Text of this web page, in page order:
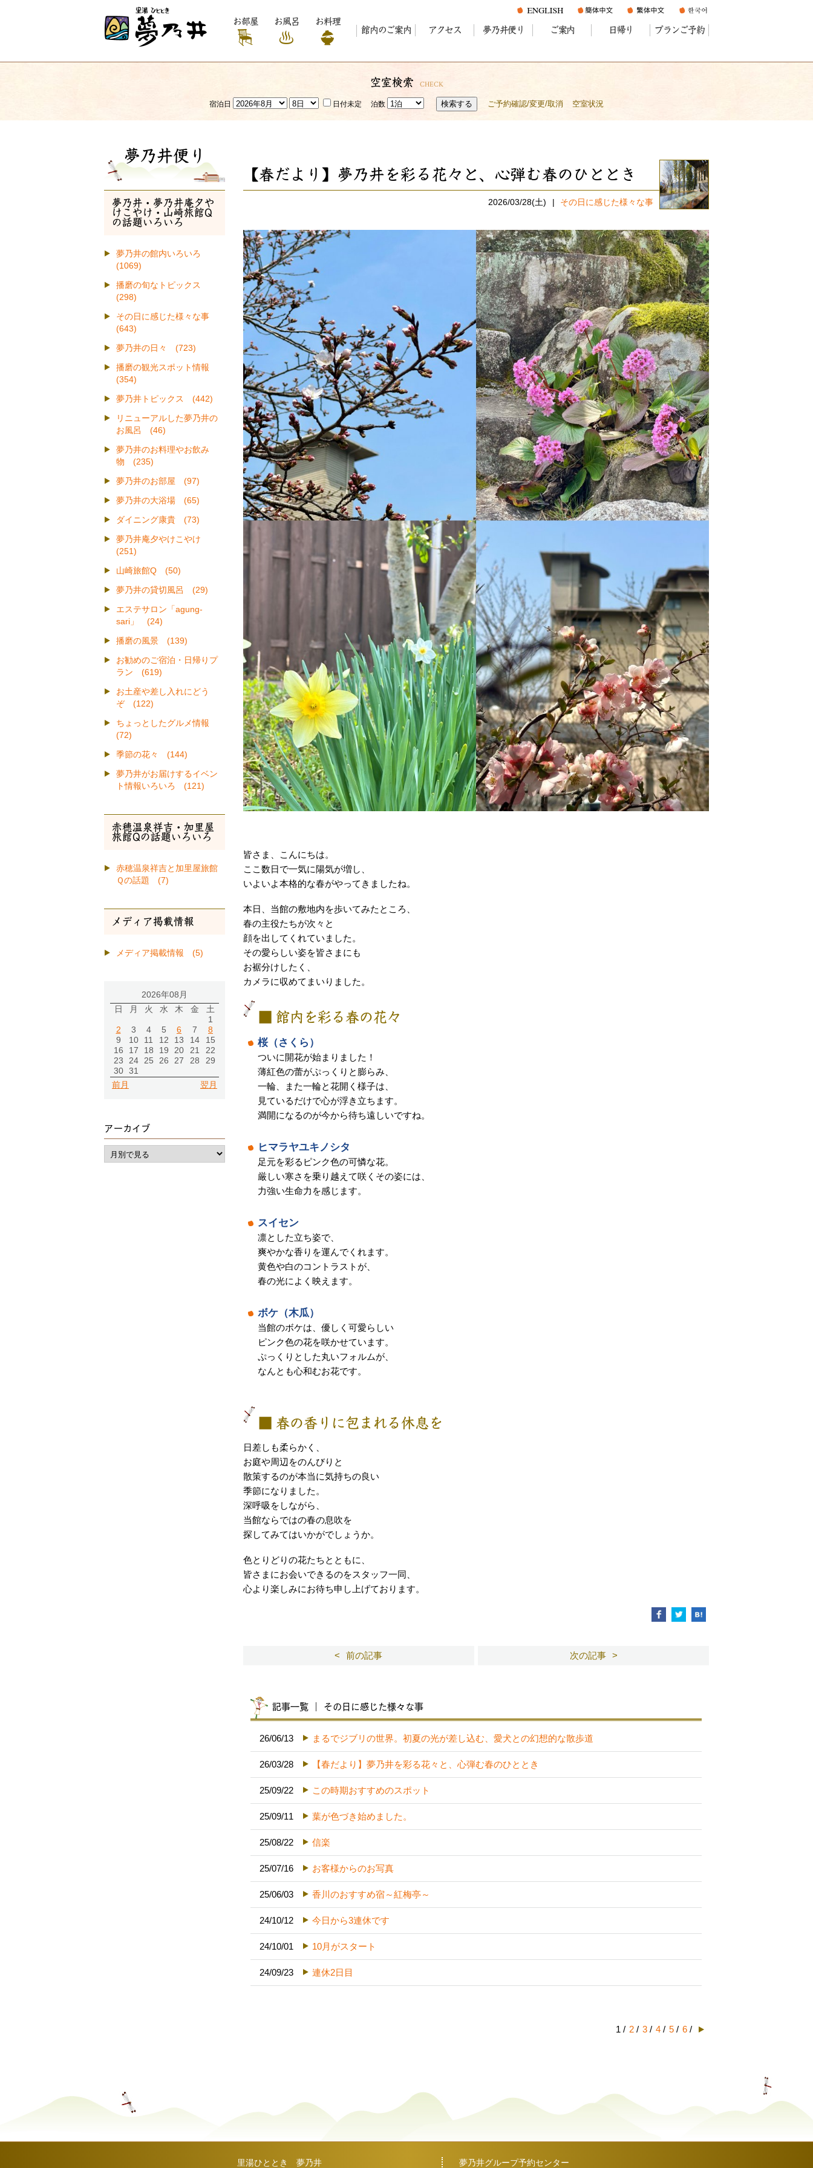
お部屋 お風呂
お料理
館内のご案内
アクセス 夢乃井便り ご案内 日帰り プランご予約
空室検索 CHECK
宿泊日 日付未定 泊数 検索する ご予約確認/変更/取消 空室状況
夢乃井便り
【春だより】夢乃井を彩る花々と、心弾む春のひととき
2026/03/28(土) その日に感じた様々な事
皆さま、こんにちは。
ここ数日で一気に陽気が増し、
いよいよ本格的な春がやってきましたね。
本日、当館の敷地内を歩いてみたところ、
春の主役たちが次々と
顔を出してくれていました。
その愛らしい姿を皆さまにも
お裾分けしたく、
カメラに収めてまいりました。
■ 館内を彩る春の花々
桜（さくら）
ついに開花が始まりました！
薄紅色の蕾がぷっくりと膨らみ、
一輪、また一輪と花開く様子は、
見ているだけで心が浮き立ちます。
満開になるのが今から待ち遠しいですね。
ヒマラヤユキノシタ
足元を彩るピンク色の可憐な花。
厳しい寒さを乗り越えて咲くその姿には、
力強い生命力を感じます。
スイセン
凛とした立ち姿で、
爽やかな香りを運んでくれます。
黄色や白のコントラストが、
春の光によく映えます。
ボケ（木瓜）
当館のボケは、優しく可愛らしい
ピンク色の花を咲かせています。
ぷっくりとした丸いフォルムが、
なんとも心和むお花です。
■ 春の香りに包まれる休息を
日差しも柔らかく、
お庭や周辺をのんびりと
散策するのが本当に気持ちの良い
季節になりました。
深呼吸をしながら、
当館ならではの春の息吹を
探してみてはいかがでしょうか。
色とりどりの花たちとともに、
皆さまにお会いできるのをスタッフ一同、
心より楽しみにお待ち申し上げております。
前の記事 次の記事
記事一覧 ｜ その日に感じた様々な事
26/06/13 まるでジブリの世界。初夏の光が差し込む、愛犬との幻想的な散歩道
26/03/28 【春だより】夢乃井を彩る花々と、心弾む春のひととき
25/09/22 この時期おすすめのスポット
25/09/11 葉が色づき始めました。
25/08/22 信楽
25/07/16 お客様からのお写真
25/06/03 香川のおすすめ宿～紅梅亭～
24/10/12 今日から3連休です
24/10/01 10月がスタート
24/09/23 連休2日目
1 / 2 / 3 / 4 / 5 / 6 /
夢乃井・夢乃井庵夕や
けこやけ・山崎旅館Q
の話題いろいろ
夢乃井の館内いろいろ
(1069)
播磨の旬なトピックス
(298)
その日に感じた様々な事
(643)
夢乃井の日々 (723)
播磨の観光スポット情報
(354)
夢乃井トピックス (442)
リニューアルした夢乃井の
お風呂 (46)
夢乃井のお料理やお飲み
物 (235)
夢乃井のお部屋 (97)
夢乃井の大浴場 (65)
ダイニング康貴 (73)
夢乃井庵夕やけこやけ
(251)
山崎旅館Q (50)
夢乃井の貸切風呂 (29)
エステサロン「agung-
sari」 (24)
播磨の風景 (139)
お勧めのご宿泊・日帰りプ
ラン (619)
お土産や差し入れにどう
ぞ (122)
ちょっとしたグルメ情報
(72)
季節の花々 (144)
夢乃井がお届けするイベン
ト情報いろいろ (121)
赤穂温泉祥吉・加里屋
旅館Qの話題いろいろ
赤穂温泉祥吉と加里屋旅館
Ｑの話題 (7)
メディア掲載情報
メディア掲載情報 (5)
2026年08月
日
月 火 水 木 金
土
1
2
3 4 5 6 7
8
9
10 11 12 13 14
15
16
17 18 19 20 21
22
23
24 25 26 27 28
29
30
31
前月
翌月
アーカイブ
里湯ひととき 夢乃井 夢乃井グループ予約センター